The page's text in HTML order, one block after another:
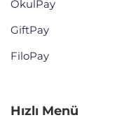
OkulPay
GiftPay
FiloPay
Hızlı Menü